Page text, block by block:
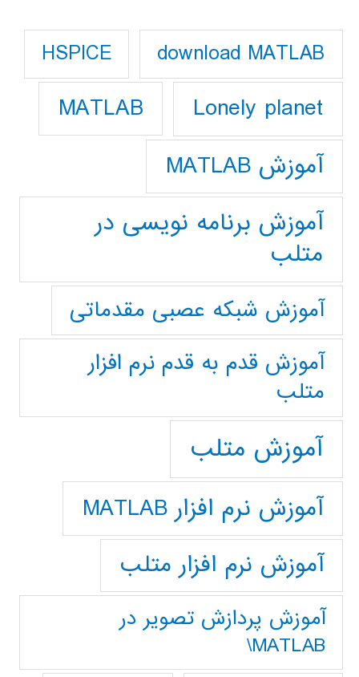
download MATLAB
HSPICE
Lonely planet
MATLAB
آموزش MATLAB
آموزش برنامه نویسی در
متلب
آموزش شبکه عصبی مقدماتی
آموزش قدم به قدم نرم افزار
متلب
آموزش متلب
آموزش نرم افزار MATLAB
آموزش نرم افزار متلب
آموزش پردازش تصوير در
MATLAB\